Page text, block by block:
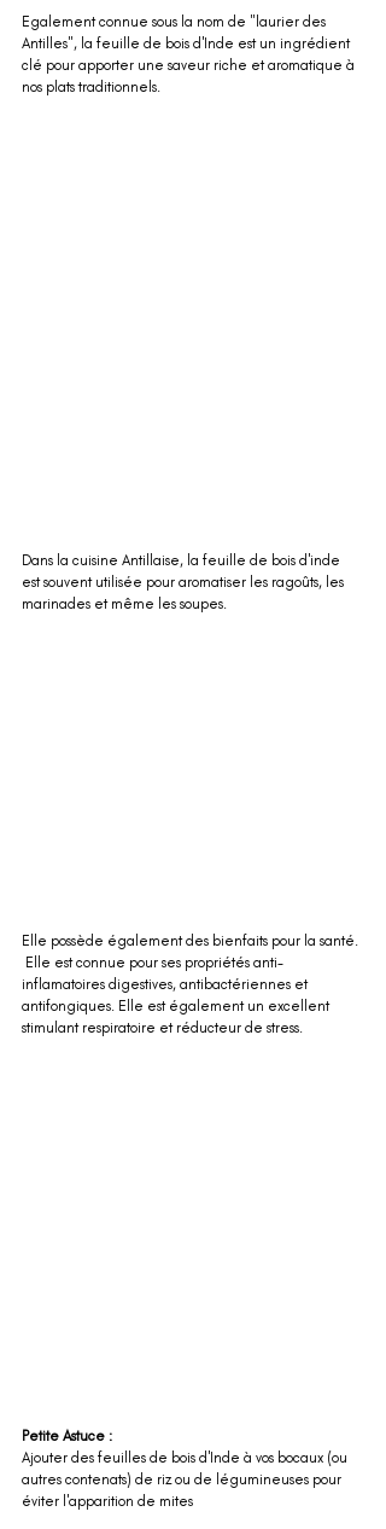
Egalement connue sous la nom de "laurier des
Antilles", la feuille de bois d'Inde est un ingrédient
clé pour apporter une saveur riche et aromatique à
nos plats traditionnels.
Dans la cuisine Antillaise, la feuille de bois d'inde
est souvent utilisée pour aromatiser les ragoûts, les
marinades et même les soupes.
Elle possède également des bienfaits pour la santé.
Elle est connue pour ses propriétés anti-
inflamatoires digestives, antibactériennes et
antifongiques. Elle est également un excellent
stimulant respiratoire et réducteur de stress.
Petite Astuce :
Ajouter des feuilles de bois d'Inde à vos bocaux (ou
autres contenats) de riz ou de légumineuses pour
éviter l'apparition de mites